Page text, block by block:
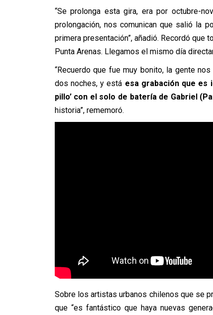
“Se prolonga esta gira, era por octubre-
prolongación, nos comunican que salió la
primera presentación”, añadió. Recordó
Punta Arenas. Llegamos el mismo día
“Recuerdo que fue muy bonito, la gente
dos noches, y está esa grabación que es
pillo’ con el solo de batería de Gabriel
historia”, rememoró.
Sobre los artistas urbanos chilenos que se
que “es fantástico que haya nuevas